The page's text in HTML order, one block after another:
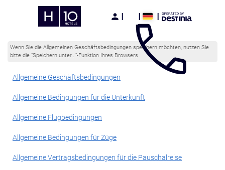
Wenn Sie die Allgemeinen Geschäftsbedingungen speichern möchten, nutzen Sie
bitte die "Speichern unter..."-Funktion Ihres Browsers
Allgemeine Geschäftsbedingungen
Allgemeine Bedingungen für die Unterkunft
Allgemeine Flugbedingungen
Allgemeine Bedingungen für Züge
Allgemeine Vertragsbedingungen für die Pauschalreise